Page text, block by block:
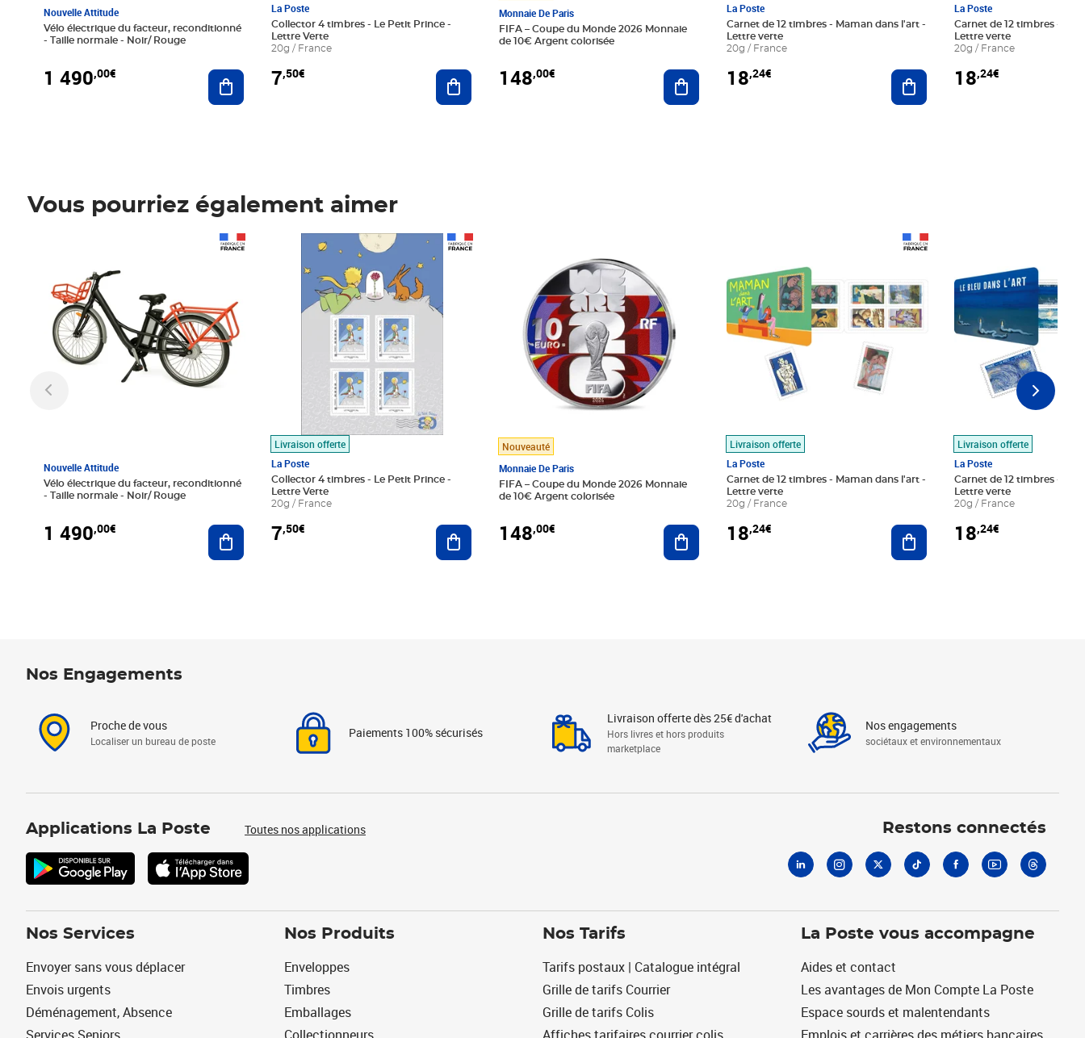
Nouvelle Attitude
Vélo électrique du facteur, reconditionné
- Taille normale - Noir/ Rouge
1 490,00€ Ajouter au panier
La Poste
Collector 4 timbres - Le Petit Prince -
Lettre Verte
20g / France
7,50€ Ajouter au panier
Monnaie De Paris
FIFA – Coupe du Monde 2026 Monnaie
de 10€ Argent colorisée
148,00€ Ajouter au panier
La Poste
Carnet de 12 timbres - Maman dans l'art -
Lettre verte
20g / France
18,24€ Ajouter au panier
La Poste
Carnet de 12 timbres - Le
Lettre verte
20g / France
18,24€
Vous pourriez également aimer
Nouvelle Attitude
Vélo électrique du facteur, reconditionné
- Taille normale - Noir/ Rouge
1 490,00€ Ajouter au panier
Livraison offerte
La Poste
Collector 4 timbres - Le Petit Prince -
Lettre Verte
20g / France
7,50€
Prix 7,50€
Ajouter au panier
Nouveauté
Monnaie De Paris
FIFA – Coupe du Monde 2026 Monnaie
de 10€ Argent colorisée
148,00€ Ajouter au panier
Livraison offerte
La Poste
Carnet de 12 timbres - Maman dans l'art -
Lettre verte
20g / France
18,24€ Ajouter au panier
Livraison offerte
La Poste
Carnet de 12 timbres - Le
Lettre verte
20g / France
18,24€
Nos Engagements
Proche de vous
Localiser un bureau de poste
Paiements 100% sécurisés
Livraison offerte dès 25€ d'achat
Hors livres et hors produits
marketplace
Nos engagements
sociétaux et environnementaux
Applications La Poste Toutes nos applications Restons connectés
Nos Services
Envoyer sans vous déplacer
Envois urgents
Déménagement, Absence
Nos Produits
Enveloppes
Timbres
Emballages
Nos Tarifs
Tarifs postaux | Catalogue intégral
Grille de tarifs Courrier
Grille de tarifs Colis
La Poste vous accompagne
Aides et contact
Les avantages de Mon Compte La Poste
Espace sourds et malentendants